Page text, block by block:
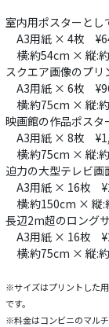
室内用ポスターと
A3用紙 × 4枚
横:約54cm × 縦:
スクエア画像のプリ
A3用紙 × 6枚
横:約75cm × 縦:
映画館の作品ポス
A3用紙 × 8枚
横:約75cm × 縦:
迫力の大型テレビ画
A3用紙 × 16枚
横:約150cm × 縦:
長辺2m超のロング
A3用紙 × 16枚
横:約75cm × 縦:
※サイズはプリントした
です。
※料金はコンビニのマルチ